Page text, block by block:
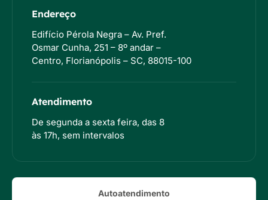
Endereço
Edifício Pérola Negra – Av. Pref.
Osmar Cunha, 251 – 8º andar –
Centro, Florianópolis – SC, 88015-100
Atendimento
De segunda a sexta feira, das 8
às 17h, sem intervalos
Autoatendimento